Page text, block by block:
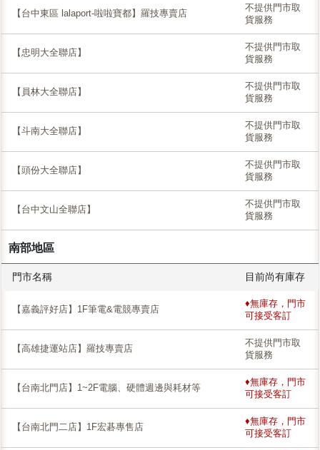
【台中東區 lalaport-啦啦寶都】羅技專賣店
不提供門市取
貨服務
【忠明大全聯店】
不提供門市取
貨服務
【員林大全聯店】
不提供門市取
貨服務
【斗南大全聯店】
不提供門市取
貨服務
【頭份大全聯店】
不提供門市取
貨服務
【台中文山全聯店】
不提供門市取
貨服務
南部地區
門市名稱 目前尚有庫存
【嘉義評好店】1F筆電&電競專賣店
♦無庫存，門市
可接受客訂
【高雄捷運站店】羅技專賣店
不提供門市取
貨服務
【台南北門店】1~2F電腦、硬體週邊與耗材等
♦無庫存，門市
可接受客訂
【台南北門二店】1F宏碁專售店
♦無庫存，門市
可接受客訂